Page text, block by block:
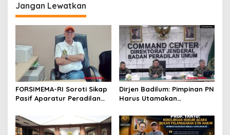
s
i
p
o
s
Jangan Lewatkan
FORSIMEMA-RI Soroti Sikap
Pasif Aparatur Peradilan
Diri Hanya Memperburuk
Citra Lembaga
Dirjen Badilum: Pimpinan PN
Harus Utamakan
Pribadi